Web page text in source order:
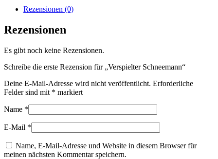
Rezensionen (0)
Rezensionen
Es gibt noch keine Rezensionen.
Schreibe die erste Rezension für „Verspielter Schneemann“
Deine E-Mail-Adresse wird nicht veröffentlicht. Erforderliche
Felder sind mit * markiert
Name *
E-Mail *
Name, E-Mail-Adresse und Website in diesem Browser für
meinen nächsten Kommentar speichern.